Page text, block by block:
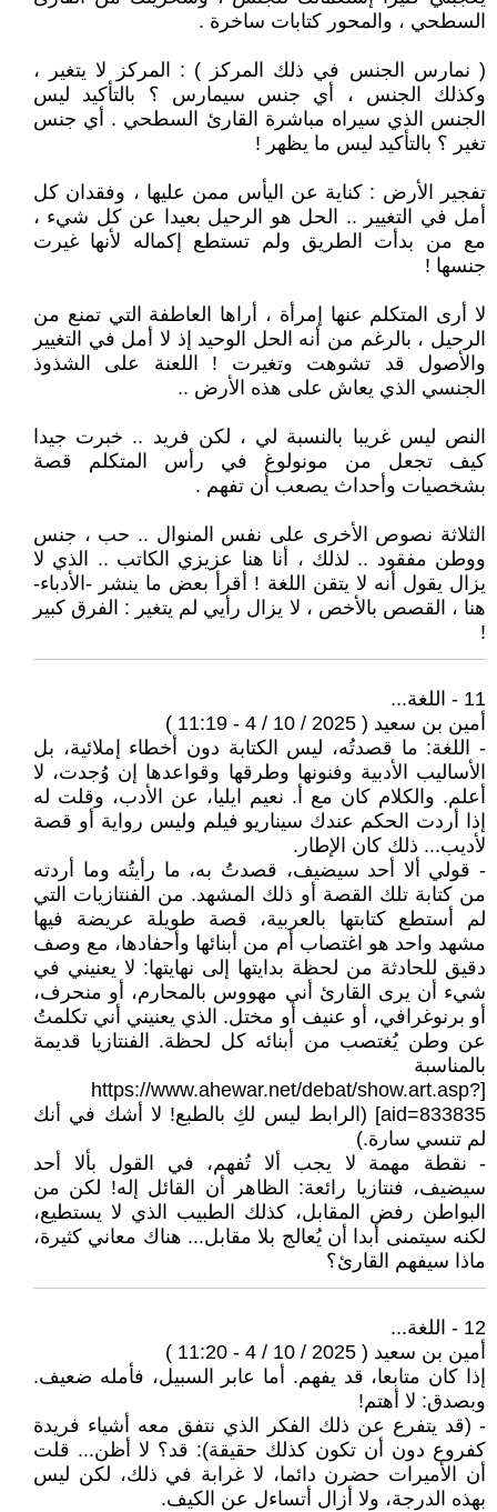
السطحي ، والمحور كتابات ساخرة .
( نمارس الجنس في ذلك المركز ) : المركز لا يتغير ،
وكذلك الجنس ، أي جنس سيمارس ؟ بالتأكيد ليس
الجنس الذي سيراه مباشرة القارئ السطحي . أي جنس
تغير ؟ بالتأكيد ليس ما يظهر !
تفجير الأرض : كناية عن اليأس ممن عليها ، وفقدان كل
أمل في التغيير .. الحل هو الرحيل بعيدا عن كل شيء ،
مع من بدأت الطريق ولم تستطع إكماله لأنها غيرت
جنسها !
لا أرى المتكلم عنها إمرأة ، أراها العاطفة التي تمنع من
الرحيل ، بالرغم من أنه الحل الوحيد إذ لا أمل في التغيير
والأصول قد تشوهت وتغيرت ! اللعنة على الشذوذ
الجنسي الذي يعاش على هذه الأرض ..
النص ليس غريبا بالنسبة لي ، لكن فريد .. خبرت جيدا
كيف تجعل من مونولوغ في رأس المتكلم قصة
بشخصيات وأحداث يصعب أن تفهم .
الثلاثة نصوص الأخرى على نفس المنوال .. حب ، جنس
ووطن مفقود .. لذلك ، أنا هنا عزيزي الكاتب .. الذي لا
يزال يقول أنه لا يتقن اللغة ! أقرأ بعض ما ينشر -الأدباء-
هنا ، القصص بالأخص ، لا يزال رأيي لم يتغير : الفرق كبير
!
11 - اللغة...
أمين بن سعيد ( 2025 / 10 / 4 - 11:19 )
- اللغة: ما قصدتُه، ليس الكتابة دون أخطاء إملائية، بل
الأساليب الأدبية وفنونها وطرقها وقواعدها إن وُجدت، لا
أعلم. والكلام كان مع أ. نعيم ايليا، عن الأدب، وقلت له
إذا أردت الحكم عندك سيناريو فيلم وليس رواية أو قصة
لأديب... ذلك كان الإطار.
- قولي ألا أحد سيضيف، قصدتُ به، ما رأيتُه وما أردته
من كتابة تلك القصة أو ذلك المشهد. من الفنتازيات التي
لم أستطع كتابتها بالعربية، قصة طويلة عريضة فيها
مشهد واحد هو اغتصاب أم من أبنائها وأحفادها، مع وصف
دقيق للحادثة من لحظة بدايتها إلى نهايتها‌: لا يعنيني في
شيء أن يرى القارئ أني مهووس بالمحارم، أو منحرف،
أو برنوغرافي، أو عنيف أو مختل. الذي يعنيني أني تكلمتُ
عن وطن يُغتصب من أبنائه كل لحظة. الفنتازيا قديمة
بالمناسبة
[https://www.ahewar.net/debat/show.art.asp?
aid=833835] (الرابط ليس لكِ بالطبع! لا أشك في أنك
لم تنسي سارة.)
- نقطة مهمة لا يجب ألا تُفهم، في القول بألا أحد
سيضيف، فنتازيا رائعة: الظاهر أن القائل إله! لكن من
البواطن رفض المقابل، كذلك الطبيب الذي لا يستطيع،
لكنه سيتمنى أبدا أن يُعالج بلا مقابل... هناك معاني كثيرة،
ماذا سيفهم القارئ؟
12 - اللغة...
أمين بن سعيد ( 2025 / 10 / 4 - 11:20 )
إذا كان متابعا، قد يفهم. أما عابر السبيل، فأمله ضعيف.
وبصدق: لا أهتم!
- (قد يتفرع عن ذلك الفكر الذي نتفق معه أشياء فريدة
كفروع دون أن تكون كذلك حقيقة): قد؟ لا أظن... قلت
أن الأميرات حضرن دائما، لا غرابة في ذلك، لكن ليس
بهذه الدرجة، ولا أزال أتساءل عن الكيف.